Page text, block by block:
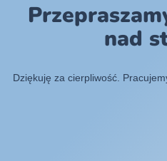
nad
Dziękuję za cierpliwość.